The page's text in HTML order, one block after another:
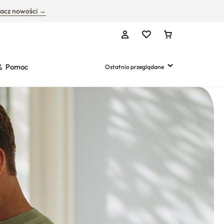
nowości →
i reklama
opieka
Pomoc Ostatnio przeglądane